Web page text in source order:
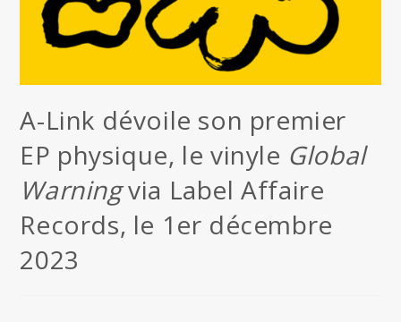
A-Link dévoile son premier
EP physique, le vinyle Global
Warningvia Label Affaire
Records, le 1er décembre
2023